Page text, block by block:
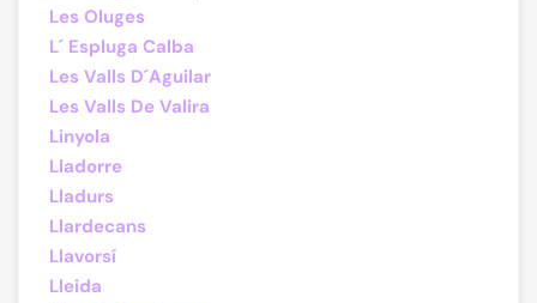
Les Oluges
L´ Espluga Calba
Les Valls D´Aguilar
Les Valls De Valira
Linyola
Lladorre
Lladurs
Llardecans
Llavorsí
Lleida